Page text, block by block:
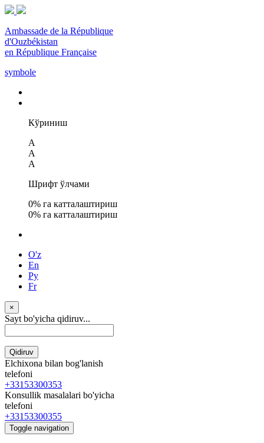
Ambassade de la République
d'Ouzbékistan
en République Française
symbole
Кўриниш
A
A
A
Шрифт ўлчами
0% га катталаштириш
0% га катталаштириш
O'z
En
Ру
Fr
×
Sayt bo'yicha qidiruv...
Qidiruv
Elchixona bilan bog'lanish
telefoni
+33153300353
Konsullik masalalari bo'yicha
telefoni
+33153300355
Toggle navigation